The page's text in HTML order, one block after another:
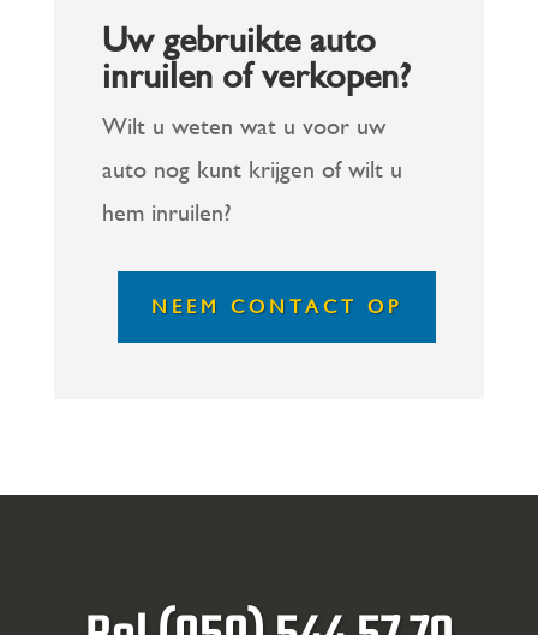
Uw gebruikte auto
inruilen of verkopen?
Wilt u weten wat u voor uw
auto nog kunt krijgen of wilt u
hem inruilen?
NEEM CONTACT OP